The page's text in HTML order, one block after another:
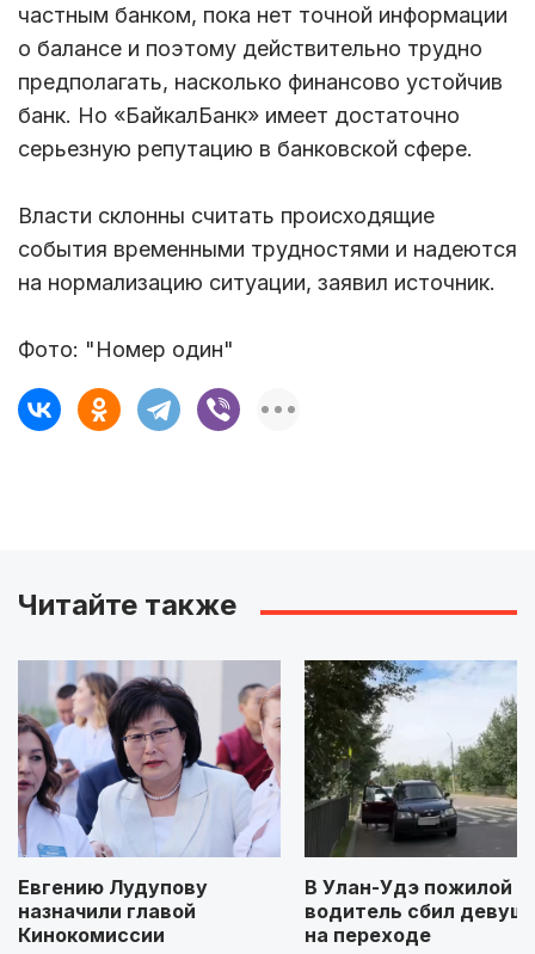
частным банком, пока нет точной информации
о балансе и поэтому действительно трудно
предполагать, насколько финансово устойчив
банк. Но «БайкалБанк» имеет достаточно
серьезную репутацию в банковской сфере.
Власти склонны считать происходящие
события временными трудностями и надеются
на нормализацию ситуации, заявил источник.
Фото: "Номер один"
Читайте также
Евгению Лудупову
назначили главой
Кинокомиссии
В Улан-Удэ пожилой
водитель сбил
на переходе